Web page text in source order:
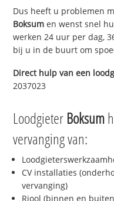
Dus heeft u problemen
Boksum en wenst snel
werken 24 uur per dag,
bij u in de buurt om
Direct hulp van een
2037023
Loodgieter Boksum
vervanging van:
CV installaties
vervanging)
Riool (binnen en